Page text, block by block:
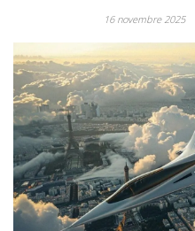
16 novembre 2025